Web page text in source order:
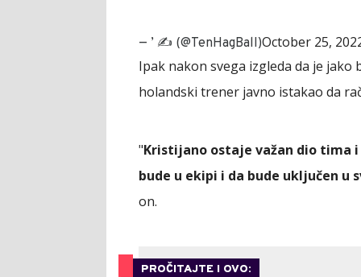
— ’ ✍ (@TenHagBalI)October 25,
Ipak nakon svega izgleda da je
holandski trener javno istakao da
"Kristijano ostaje važan dio tima
bude u ekipi i da bude uključen
on.
PROČITAJTE I OVO: